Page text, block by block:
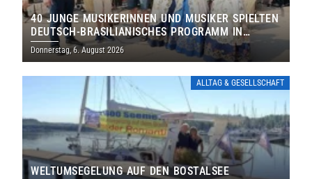
40 JUNGE MUSIKERINNEN UND MUSIKER SPIELTEN
DEUTSCH-BRASILIANISCHES PROGRAMM IN
THOLEY
Donnerstag, 6. August 2026
ALLTAG & GESELLSCHAFT
WELTUMSEGELUNG AUF DEN BOSTALSEE